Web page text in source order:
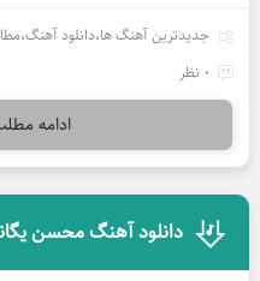
جدیدترین آهنگ ها،دانلود آهنگ،
0 نظر
ادامه
دانلود آهنگ محسن